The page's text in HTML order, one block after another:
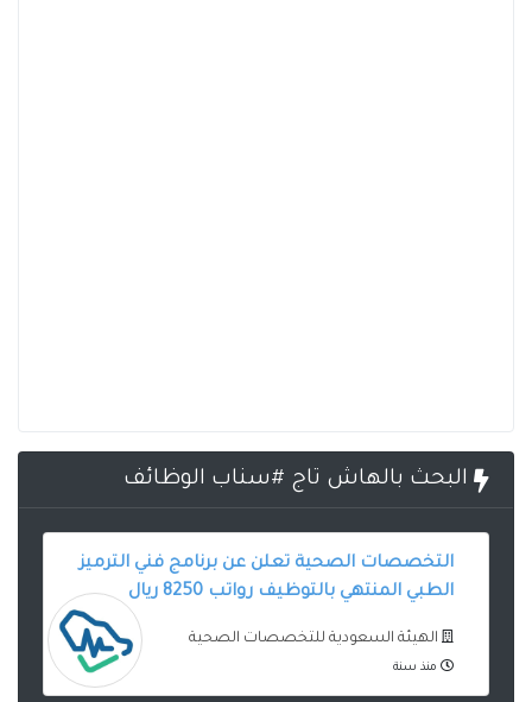
البحث بالهاش تاج #سناب الوظائف
التخصصات الصحية تعلن عن برنامج فني الترميز
الطبي المنتهي بالتوظيف رواتب 8250 ريال
الهيئة السعودية للتخصصات الصحية
منذ سنة